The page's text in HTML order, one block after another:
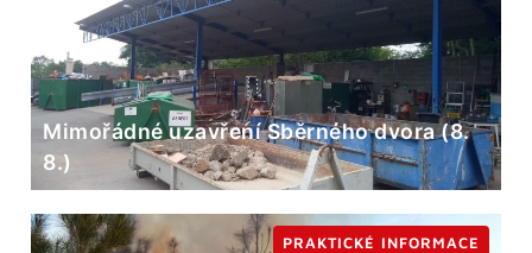
Mimořádné uzavření Sběrného dvora (8.
8.)
PRAKTICKÉ INFORMACE